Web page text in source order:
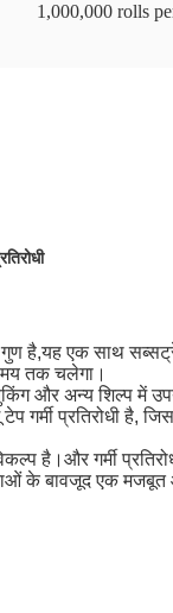
1,000,000 rolls
गुण है,यह एक साथ
तक चलेगा।
और अन्य शिल्प में
प्रतिरोधी है,
है।और गर्मी
के बावजूद एक मजबूत